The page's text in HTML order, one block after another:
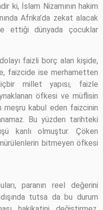
ki, İslam Nizamının hakim
Afrika’da zekat alacak
ettiği dünyada çocuklar
faizli borç alan kişide,
faizcide ise merhametten
millet yapısı, faizle
öfkesi ve müflisin
meşru kabul eden faizcinin
Bu yüzden tarihteki
kanlı olmuştur. Çöken
bitmeyen öfkesi
paranın reel değerini
tutsa da bu durum